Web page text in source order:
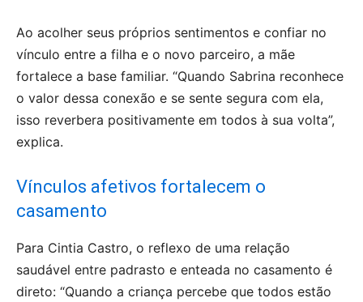
Ao acolher seus próprios sentimentos e confiar no
vínculo entre a filha e o novo parceiro, a mãe
fortalece a base familiar. “Quando Sabrina reconhece
o valor dessa conexão e se sente segura com ela,
isso reverbera positivamente em todos à sua volta”,
explica.
Vínculos afetivos fortalecem o
casamento
Para Cintia Castro, o reflexo de uma relação
saudável entre padrasto e enteada no casamento é
direto: “Quando a criança percebe que todos estão